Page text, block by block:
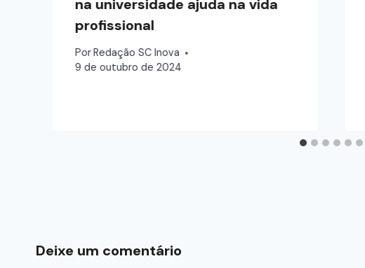
na universidade ajuda na vida
profissional
Por Redação SC Inova
9 de outubro de 2024
Deixe um comentário